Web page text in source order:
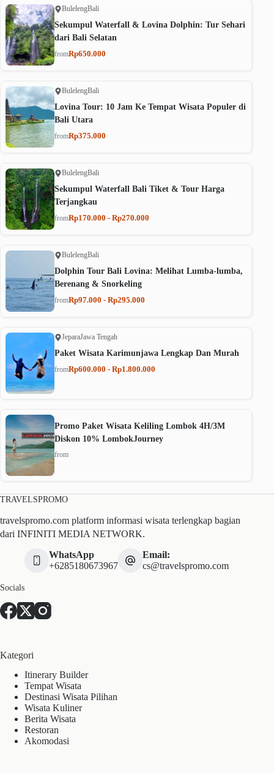
BulelengBali
Sekumpul Waterfall & Lovina Dolphin: Tur Sehari
dari Bali Selatan
fromRp650.000
BulelengBali
Lovina Tour: 10 Jam Ke Tempat Wisata Populer di
Bali Utara
fromRp375.000
BulelengBali
Sekumpul Waterfall Bali Tiket & Tour Harga
Terjangkau
fromRp170.000 - Rp270.000
BulelengBali
Dolphin Tour Bali Lovina: Melihat Lumba-lumba,
Berenang & Snorkeling
fromRp97.000 - Rp295.000
JeparaJawa Tengah
Paket Wisata Karimunjawa Lengkap Dan Murah
fromRp600.000 - Rp1.800.000
Promo Paket Wisata Keliling Lombok 4H/3M
Diskon 10% LombokJourney
from
TRAVELSPROMO
travelspromo.com platform informasi wisata terlengkap bagian
dari INFINITI MEDIA NETWORK.
WhatsApp
+6285180673967
Email:
cs@travelspromo.com
Socials
Kategori
Itinerary Builder
Tempat Wisata
Destinasi Wisata Pilihan
Wisata Kuliner
Berita Wisata
Restoran
Akomodasi